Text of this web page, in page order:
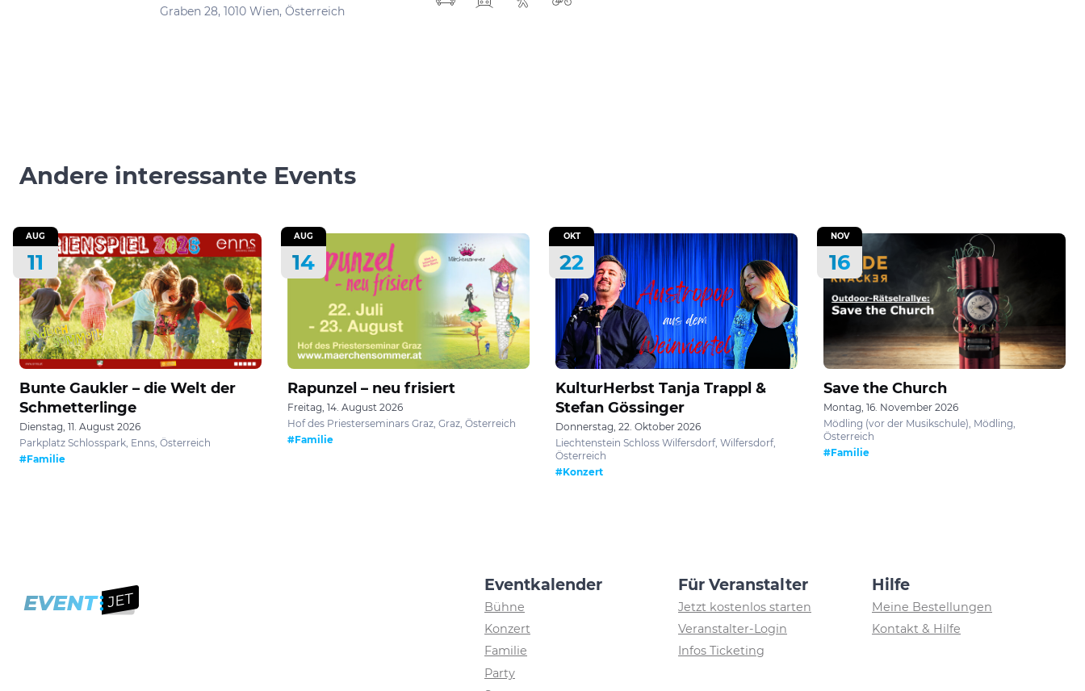
Graben 28, 1010 Wien, Österreich
Andere interessante Events
AUG
11
Bunte Gaukler – die Welt der
Schmetterlinge
Dienstag, 11. August 2026
Parkplatz Schlosspark, Enns, Österreich
#Familie
AUG
14
Rapunzel – neu frisiert
Freitag, 14. August 2026
Hof des Priesterseminars Graz, Graz, Österreich
#Familie
OKT
22
KulturHerbst Tanja Trappl &
Stefan Gössinger
Donnerstag, 22. Oktober 2026
Liechtenstein Schloss Wilfersdorf, Wilfersdorf,
Österreich
#Konzert
NOV
16
Save the Church
Montag, 16. November 2026
Mödling (vor der Musikschule), Mödling,
Österreich
#Familie
Eventkalender
Bühne
Konzert
Familie
Party
Für Veranstalter
Jetzt kostenlos starten
Veranstalter-Login
Infos Ticketing
Hilfe
Meine Bestellungen
Kontakt & Hilfe